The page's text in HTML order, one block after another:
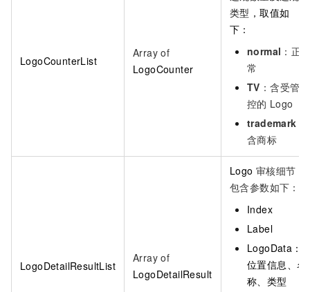
LogoCounterList
Array of
LogoCounter
类型 ，取值如
下：
normal ：正
常
TV ：含受管
控的 Logo
trademark
含商标
LogoDetailResultList
Array of
LogoDetailResult
Logo 审核细节，
包含参数如下：
Index
Label
LogoData：
位置信息、名
称、类型